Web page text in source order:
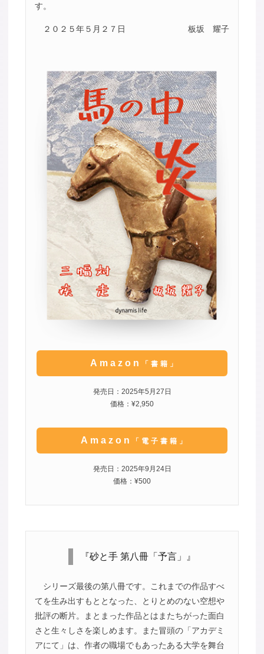
す。
２０２５年５月２７日 板坂 耀子
Amazon 「書籍」
発売日：2025年5月27日
価格：¥2,950
Amazon 「電子書籍」
発売日：2025年9月24日
価格：¥500
『砂と手 第八冊「予言」』
シリーズ最後の第八冊です。これまでの作品すべ
てを生み出すもととなった、とりとめのない空想や
批評の断片。まとまった作品とはまたちがった面白
さと生々しさを楽しめます。また冒頭の「アカデミ
アにて」は、作者の職場でもあったある大学を舞台